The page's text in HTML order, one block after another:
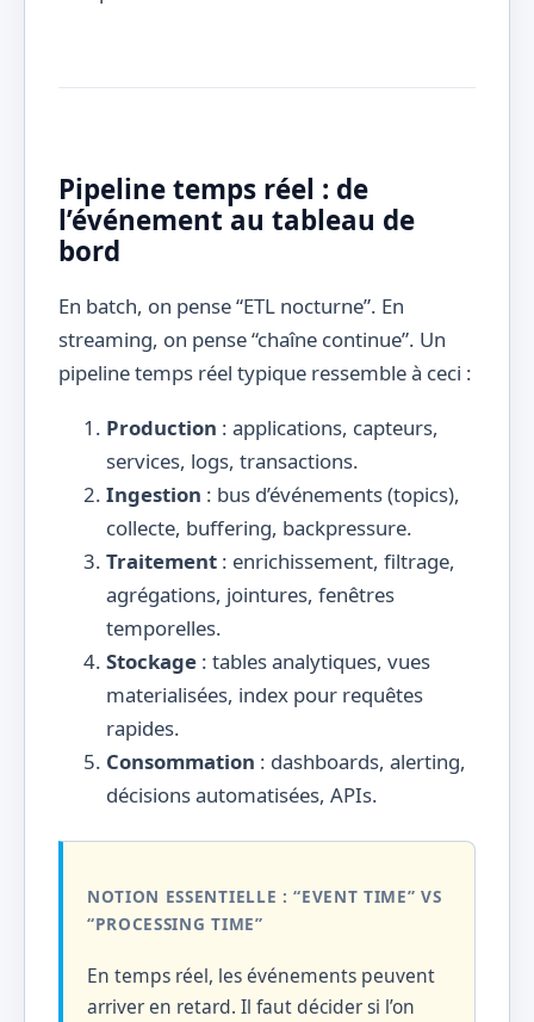
Pipeline temps réel : de
l’événement au tableau de
bord
En batch, on pense “ETL nocturne”. En
streaming, on pense “chaîne continue”. Un
pipeline temps réel typique ressemble à ceci :
Production : applications, capteurs,
services, logs, transactions.
Ingestion : bus d’événements (topics),
collecte, buffering, backpressure.
Traitement : enrichissement, filtrage,
agrégations, jointures, fenêtres
temporelles.
Stockage : tables analytiques, vues
materialisées, index pour requêtes
rapides.
Consommation : dashboards, alerting,
décisions automatisées, APIs.
NOTION ESSENTIELLE : “EVENT TIME” VS
“PROCESSING TIME”
En temps réel, les événements peuvent
arriver en retard. Il faut décider si l’on